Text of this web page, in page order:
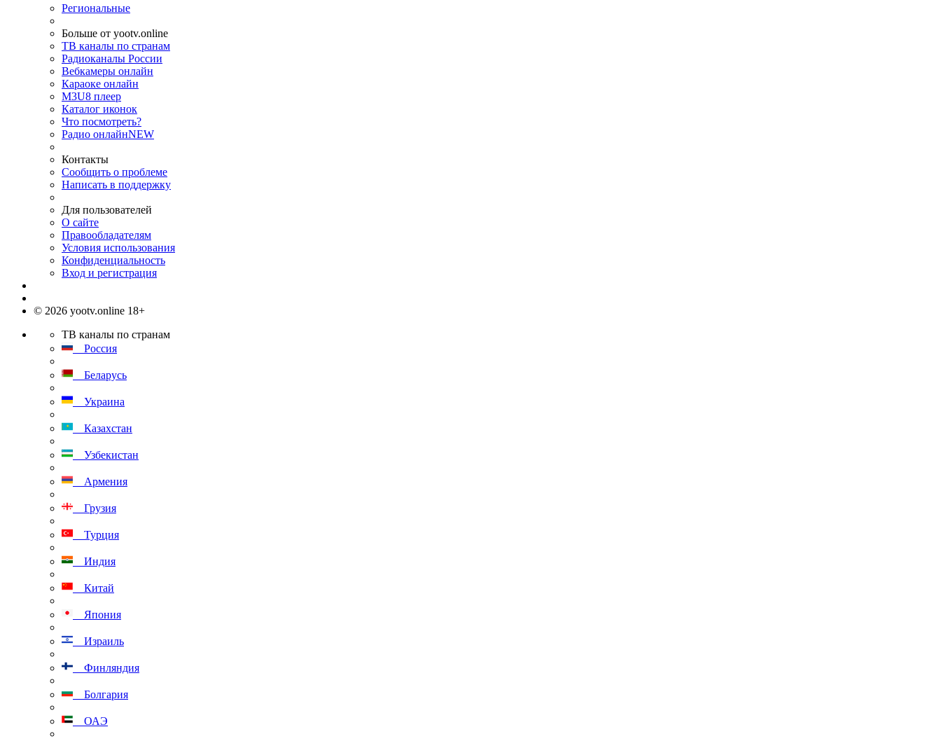
Региональные
Больше от yootv.online
ТВ каналы по странам
Радиоканалы России
Вебкамеры онлайн
Караоке онлайн
M3U8 плеер
Каталог иконок
Что посмотреть?
Радио онлайнNEW
Контакты
Сообщить о проблеме
Написать в поддержку
Для пользователей
О сайте
Правообладателям
Условия использования
Конфиденциальность
Вход и регистрация
© 2026 yootv.online 18+
ТВ каналы по странам
Россия
Беларусь
Украина
Казахстан
Узбекистан
Армения
Грузия
Турция
Индия
Китай
Япония
Израиль
Финляндия
Болгария
ОАЭ